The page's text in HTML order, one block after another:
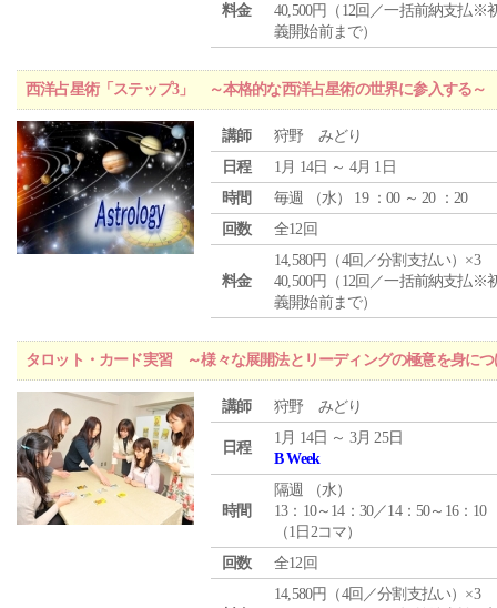
料金
40,500円（12回／一括前納支払※
義開始前まで）
西洋占星術「ステップ3」 ～本格的な西洋占星術の世界に参入する～
講師
狩野 みどり
日程
1月 14日 ～ 4月 1日
時間
毎週 （水） 19 ：00 ～ 20 ：20
回数
全12回
料金
14,580円（4回／分割支払い）×3
40,500円（12回／一括前納支払※
義開始前まで）
タロット・カード実習 ～様々な展開法とリーディングの極意を身につ
講師 狩野 みどり
日程
1月 14日 ～ 3月 25日
B Week
時間
隔週 （水）
13：10～14：30／14：50～16：10
（1日2コマ）
回数
全12回
14,580円（4回／分割支払い）×3